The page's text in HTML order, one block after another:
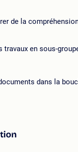
de la
en sous-
dans la